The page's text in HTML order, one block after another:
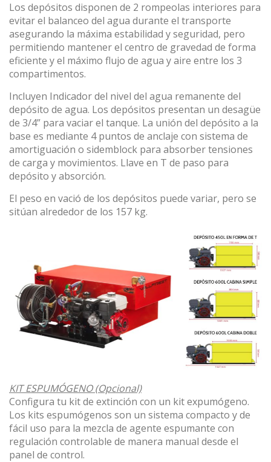
Los depósitos disponen de 2 rompeolas interiores para
evitar el balanceo del agua durante el transporte
asegurando la máxima estabilidad y seguridad, pero
permitiendo mantener el centro de gravedad de forma
eficiente y el máximo flujo de agua y aire entre los 3
compartimentos.
Incluyen Indicador del nivel del agua remanente del
depósito de agua. Los depósitos presentan un desagüe
de 3/4” para vaciar el tanque. La unión del depósito a la
base es mediante 4 puntos de anclaje con sistema de
amortiguación o sidemblock para absorber tensiones
de carga y movimientos. Llave en T de paso para
depósito y absorción.
El peso en vació de los depósitos puede variar, pero se
sitúan alrededor de los 157 kg.
KIT ESPUMÓGENO (Opcional)
Configura tu kit de extinción con un kit expumógeno.
Los kits espumógenos son un sistema compacto y de
fácil uso para la mezcla de agente espumante con
regulación controlable de manera manual desde el
panel de control.